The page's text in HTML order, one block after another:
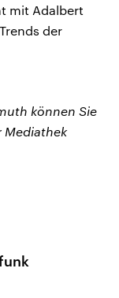
mit Adalbert
der
können Sie
Mediathek